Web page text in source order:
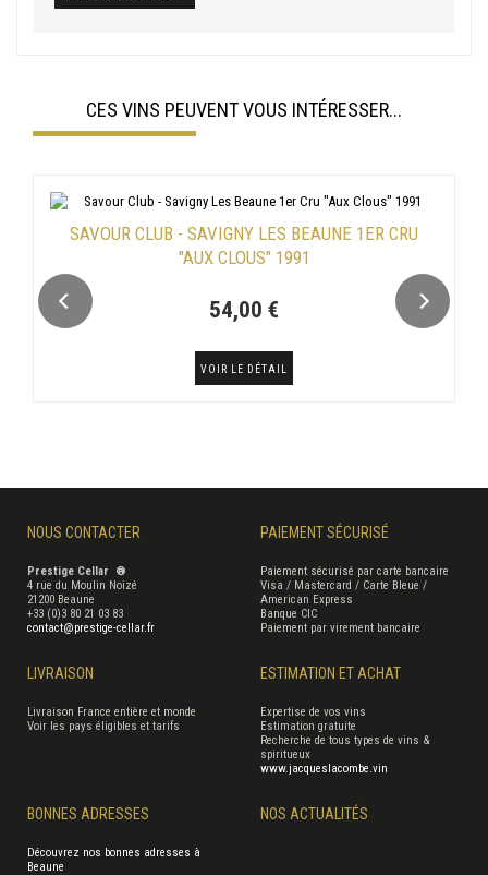
CES VINS PEUVENT VOUS INTÉRESSER...
SAVOUR CLUB - SAVIGNY LES BEAUNE 1ER CRU
"AUX CLOUS" 1991
54,00 €
VOIR LE DÉTAIL
NOUS CONTACTER
Prestige Cellar ®
4 rue du Moulin Noizé
21200 Beaune
+33 (0)3 80 21 03 83
contact@prestige-cellar.fr
PAIEMENT SÉCURISÉ
Paiement sécurisé par carte bancaire
Visa / Mastercard / Carte Bleue /
American Express
Banque CIC
Paiement par virement bancaire
LIVRAISON
Livraison France entière et monde
Voir les pays éligibles et tarifs
BONNES ADRESSES
Découvrez nos bonnes adresses à
Beaune
ESTIMATION ET ACHAT
Expertise de vos vins
Estimation gratuite
Recherche de tous types de vins &
spiritueux
www.jacqueslacombe.vin
NOS ACTUALITÉS